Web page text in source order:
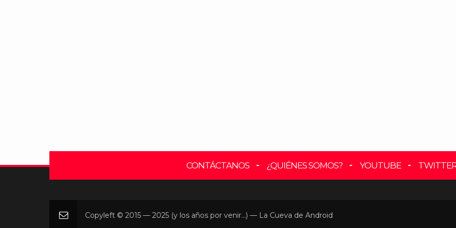
CONTÁCTANOS ¿QUIÉNES SOMOS? YOUTUBE
Copyleft © 2015 — 2025 (y los años por venir...) — La Cueva de Android